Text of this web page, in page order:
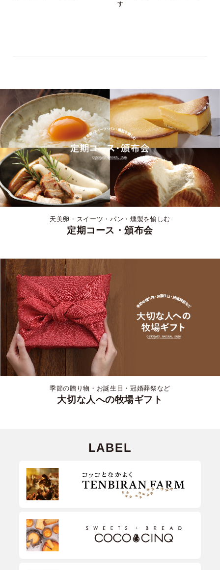
す
天美卵・スイーツ・パン・燻製を愉しむ
定期コース・頒布会
季節の贈り物・お誕生日・冠婚葬祭など
大切な人への牧場ギフト
LABEL